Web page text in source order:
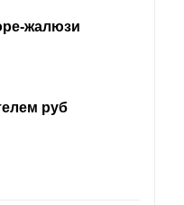
жалюзи
руб